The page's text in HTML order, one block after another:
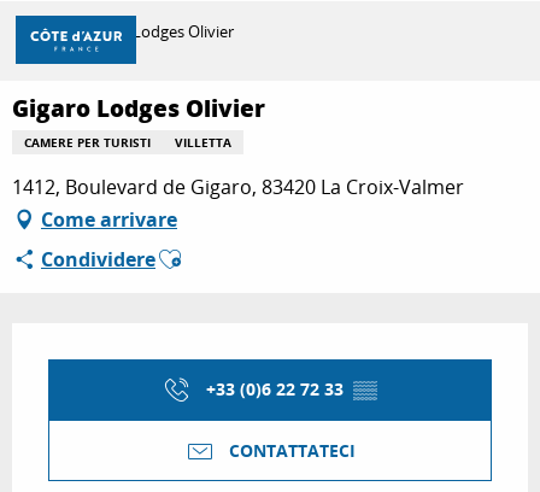
Aller
contenu
principal
SCOPRIRE
PER FARE
Casa Gigaro Lodges Olivier
Gigaro Lodges Olivier
CAMERE PER TURISTI VILLETTA
1412, Boulevard de Gigaro, 83420 La Croix-Valmer
Come arrivare
CondividereAjouter aux favoris
+33 (0)6 22 72 33 ▒▒
CONTATTATECI